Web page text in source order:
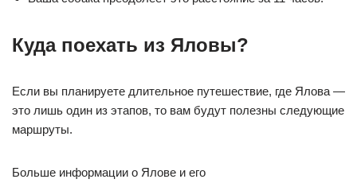
Куда поехать из Яловы?
Если вы планируете длительное путешествие, где Ялова —
это лишь один из этапов, то вам будут полезны следующие
маршруты.
Больше информации о Ялове и его